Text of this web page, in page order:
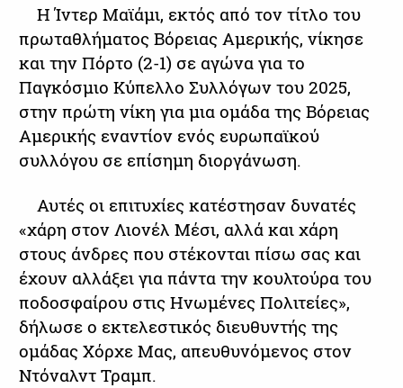
Η Ίντερ Μαϊάμι, εκτός από τον τίτλο του
πρωταθλήματος Βόρειας Αμερικής, νίκησε
και την Πόρτο (2-1) σε αγώνα για το
Παγκόσμιο Κύπελλο Συλλόγων του 2025,
στην πρώτη νίκη για μια ομάδα της Βόρειας
Αμερικής εναντίον ενός ευρωπαϊκού
συλλόγου σε επίσημη διοργάνωση.
Αυτές οι επιτυχίες κατέστησαν δυνατές
«χάρη στον Λιονέλ Μέσι, αλλά και χάρη
στους άνδρες που στέκονται πίσω σας και
έχουν αλλάξει για πάντα την κουλτούρα του
ποδοσφαίρου στις Ηνωμένες Πολιτείες»,
δήλωσε ο εκτελεστικός διευθυντής της
ομάδας Χόρχε Μας, απευθυνόμενος στον
Ντόναλντ Τραμπ.